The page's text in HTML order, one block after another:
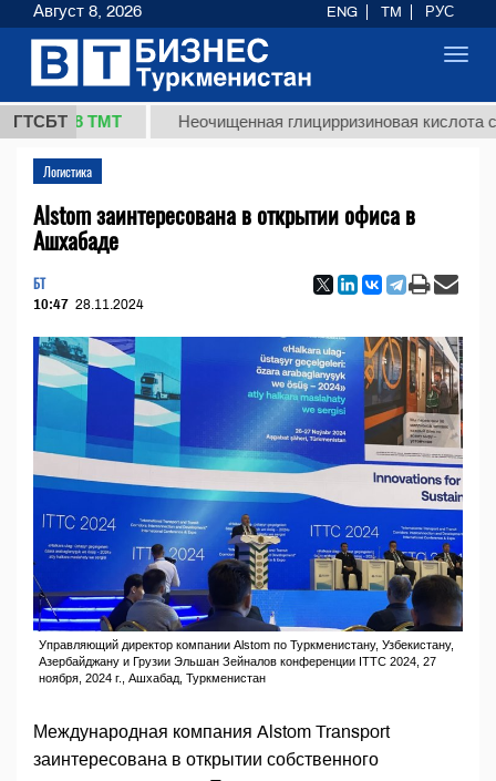
ГТСБТ
ТМТ Неочищенная глицирризиновая кислота
Логистика
Alstom заинтересована в открытии офиса в
Ашхабаде
БТ
10:47 28.11.2024
Управляющий директор компании Alstom по Туркменистану, Узбекистану,
Азербайджану и Грузии Эльшан Зейналов конференции ITTC 2024, 27
ноября, 2024 г., Ашхабад, Туркменистан
Международная компания Alstom Transport
заинтересована в открытии собственного
Август 8, 2026 ENG TM РУС